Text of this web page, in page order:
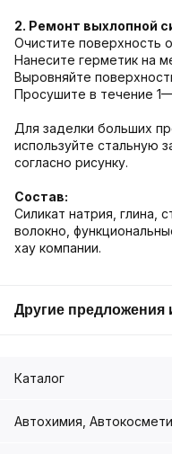
2. Ремонт выхлопной
Очистите поверхность
Нанесите герметик на
Выровняйте
Просушите в течение
Для заделки больших
используйте стальную
согласно рисунку.
Состав:
Силикат натрия, глина,
волокно,
хау компании.
Другие предложения
Каталог
Автохимия,